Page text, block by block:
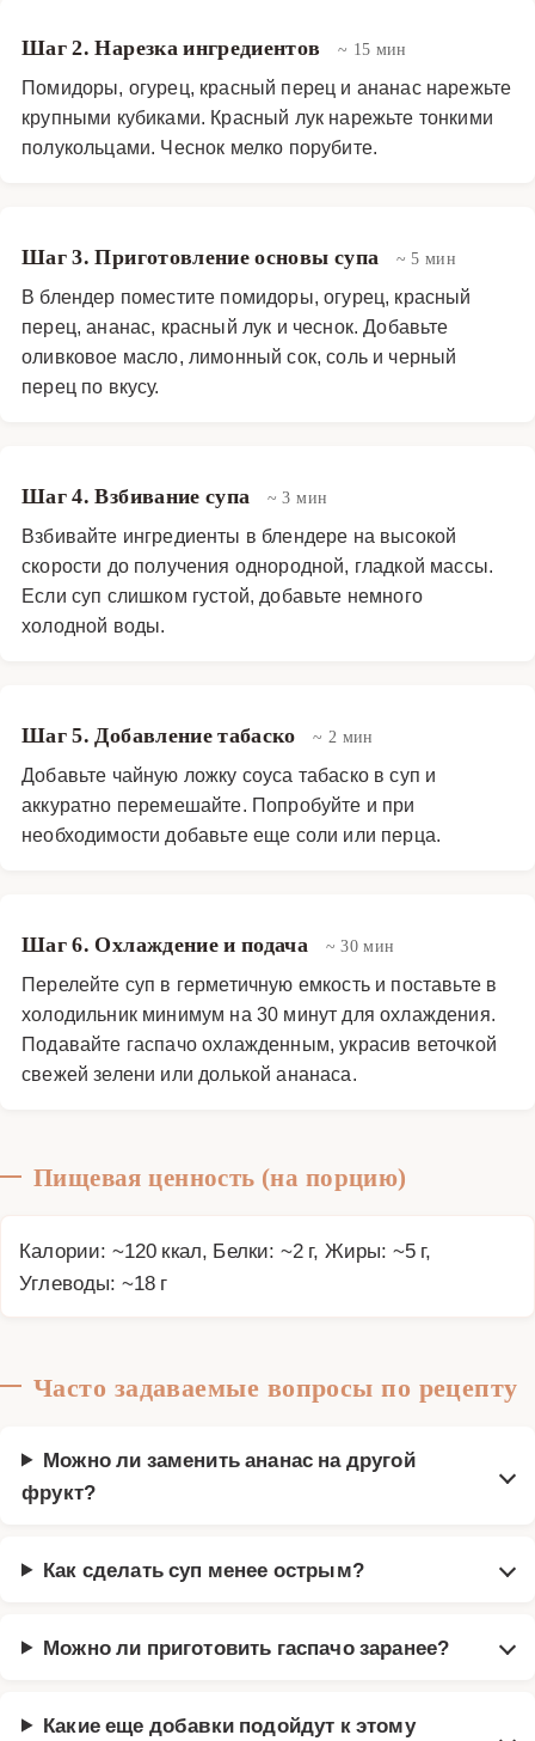
Шаг 2. Нарезка ингредиентов ~ 15 мин
Помидоры, огурец, красный перец и ананас нарежьте
крупными кубиками. Красный лук нарежьте тонкими
полукольцами. Чеснок мелко порубите.
Шаг 3. Приготовление основы супа ~ 5 мин
В блендер поместите помидоры, огурец, красный
перец, ананас, красный лук и чеснок. Добавьте
оливковое масло, лимонный сок, соль и черный
перец по вкусу.
Шаг 4. Взбивание супа ~ 3 мин
Взбивайте ингредиенты в блендере на высокой
скорости до получения однородной, гладкой массы.
Если суп слишком густой, добавьте немного
холодной воды.
Шаг 5. Добавление табаско ~ 2 мин
Добавьте чайную ложку соуса табаско в суп и
аккуратно перемешайте. Попробуйте и при
необходимости добавьте еще соли или перца.
Шаг 6. Охлаждение и подача ~ 30 мин
Перелейте суп в герметичную емкость и поставьте в
холодильник минимум на 30 минут для охлаждения.
Подавайте гаспачо охлажденным, украсив веточкой
свежей зелени или долькой ананаса.
Пищевая ценность (на порцию)
Калории: ~120 ккал, Белки: ~2 г, Жиры: ~5 г,
Углеводы: ~18 г
Часто задаваемые вопросы по рецепту
Можно ли заменить ананас на другой
фрукт?
Как сделать суп менее острым?
Можно ли приготовить гаспачо заранее?
Какие еще добавки подойдут к этому